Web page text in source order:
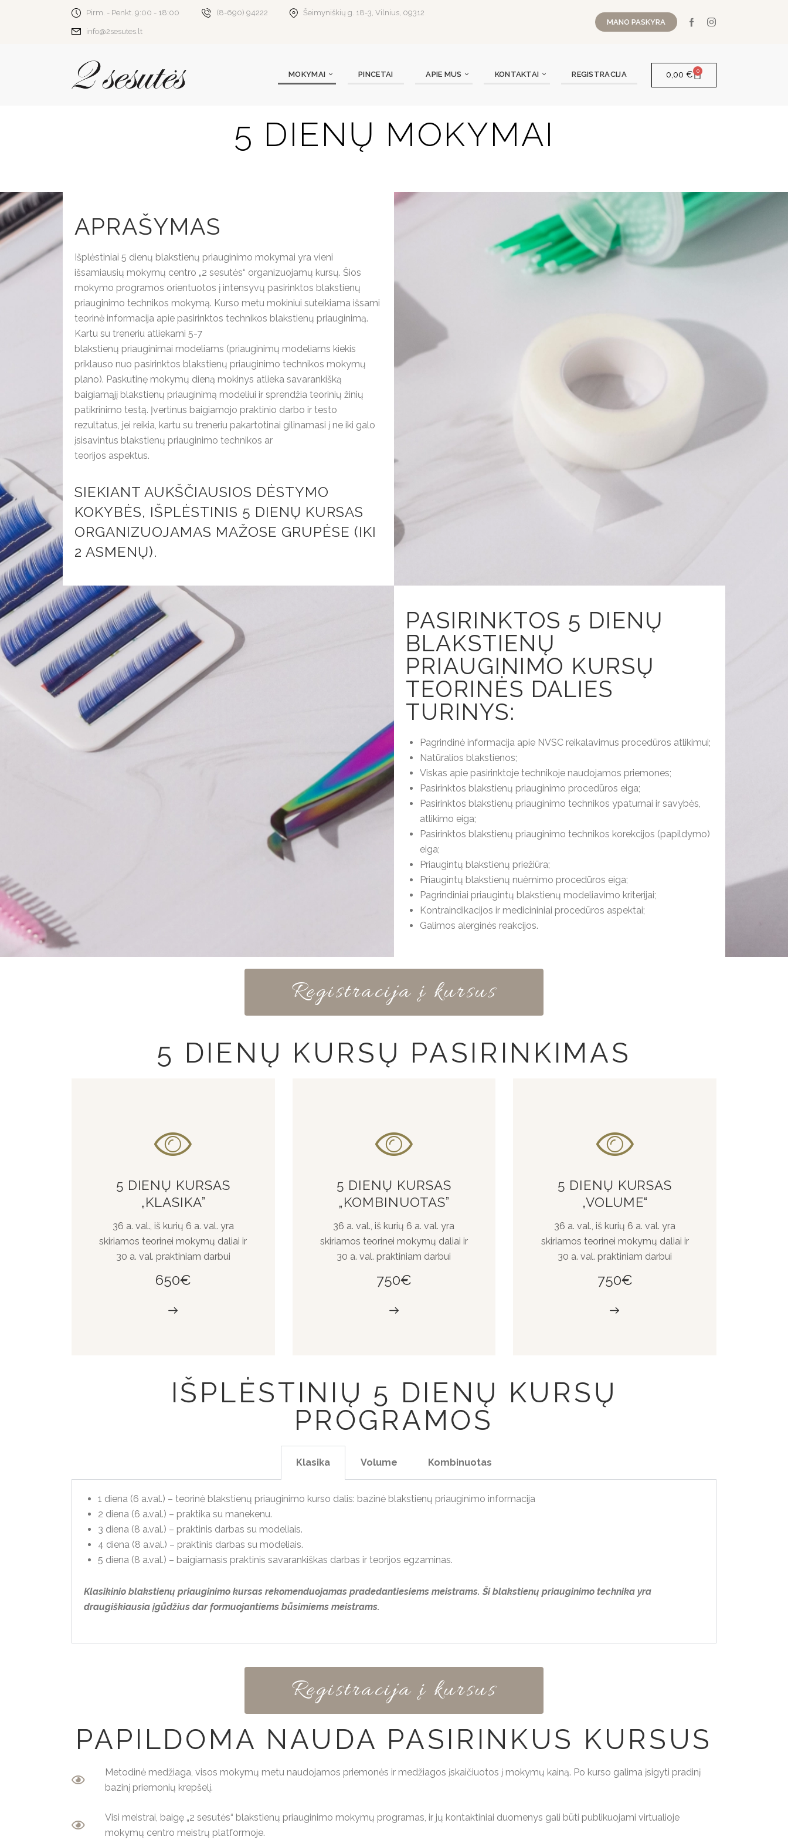
Pirm. - Penkt. 9:00 - 18:00 (8-690) 94222 Šeimyniškių g. 18-3, Vilnius, 09312
info@2sesutes.lt
MANO PASKYRA
MOKYMAI PINCETAI APIE MUS KONTAKTAI REGISTRACIJA 0,00 € 0
5 DIENŲ MOKYMAI
APRAŠYMAS
Išplėstiniai 5 dienų blakstienų priauginimo mokymai yra vieni
išsamiausių mokymų centro „2 sesutės“ organizuojamų kursų. Šios
mokymo programos orientuotos į intensyvų pasirinktos blakstienų
priauginimo technikos mokymą. Kurso metu mokiniui suteikiama išsami
teorinė informacija apie pasirinktos technikos blakstienų priauginimą.
Kartu su treneriu atliekami 5-7
blakstienų priauginimai modeliams (priauginimų modeliams kiekis
priklauso nuo pasirinktos blakstienų priauginimo technikos mokymų
plano). Paskutinę mokymų dieną mokinys atlieka savarankišką
baigiamąjį blakstienų priauginimą modeliui ir sprendžia teorinių žinių
patikrinimo testą. Įvertinus baigiamojo praktinio darbo ir testo
rezultatus, jei reikia, kartu su treneriu pakartotinai gilinamasi į ne iki galo
įsisavintus blakstienų priauginimo technikos ar
teorijos aspektus.
SIEKIANT AUKŠČIAUSIOS DĖSTYMO
KOKYBĖS, IŠPLĖSTINIS 5 DIENŲ KURSAS
ORGANIZUOJAMAS MAŽOSE GRUPĖSE (IKI
2 ASMENŲ).
PASIRINKTOS 5 DIENŲ
BLAKSTIENŲ
PRIAUGINIMO KURSŲ
TEORINĖS DALIES
TURINYS:
Pagrindinė informacija apie NVSC reikalavimus procedūros atlikimui;
Natūralios blakstienos;
Viskas apie pasirinktoje technikoje naudojamos priemones;
Pasirinktos blakstienų priauginimo procedūros eiga;
Pasirinktos blakstienų priauginimo technikos ypatumai ir savybės,
atlikimo eiga;
Pasirinktos blakstienų priauginimo technikos korekcijos (papildymo)
eiga;
Priaugintų blakstienų priežiūra;
Priaugintų blakstienų nuėmimo procedūros eiga;
Pagrindiniai priaugintų blakstienų modeliavimo kriterijai;
Kontraindikacijos ir medicininiai procedūros aspektai;
Galimos alerginės reakcijos.
Registracija į kursus
5 DIENŲ KURSŲ PASIRINKIMAS
5 DIENŲ KURSAS
„KLASIKA”
36 a. val., iš kurių 6 a. val. yra
skiriamos teorinei mokymų daliai ir
30 a. val. praktiniam darbui
650€
5 DIENŲ KURSAS
„KOMBINUOTAS”
36 a. val., iš kurių 6 a. val. yra
skiriamos teorinei mokymų daliai ir
30 a. val. praktiniam darbui
750€
5 DIENŲ KURSAS
„VOLUME“
36 a. val., iš kurių 6 a. val. yra
skiriamos teorinei mokymų daliai ir
30 a. val. praktiniam darbui
750€
IŠPLĖSTINIŲ 5 DIENŲ KURSŲ
PROGRAMOS
Klasika Volume Kombinuotas
1 diena (6 a.val.) – teorinė blakstienų priauginimo kurso dalis: bazinė blakstienų priauginimo informacija
2 diena (6 a.val.) – praktika su manekenu.
3 diena (8 a.val.) – praktinis darbas su modeliais.
4 diena (8 a.val.) – praktinis darbas su modeliais.
5 diena (8 a.val.) – baigiamasis praktinis savarankiškas darbas ir teorijos egzaminas.
Klasikinio blakstienų priauginimo kursas rekomenduojamas pradedantiesiems meistrams. Ši blakstienų priauginimo technika yra
draugiškiausia įgūdžius dar formuojantiems būsimiems meistrams.
Registracija į kursus
PAPILDOMA NAUDA PASIRINKUS KURSUS
Metodinė medžiaga, visos mokymų metu naudojamos priemonės ir medžiagos įskaičiuotos į mokymų kainą. Po kurso galima įsigyti pradinį
bazinį priemonių krepšelį.
Visi meistrai, baigę „2 sesutės“ blakstienų priauginimo mokymų programas, ir jų kontaktiniai duomenys gali būti publikuojami virtualioje
mokymų centro meistrų platformoje.